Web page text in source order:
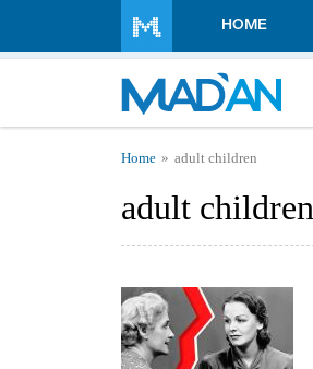
HOME
You are here
Home adult children
adult children